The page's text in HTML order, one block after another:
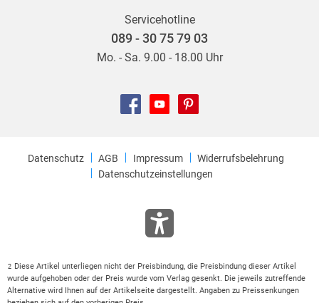
Servicehotline
089 - 30 75 79 03
Mo. - Sa. 9.00 - 18.00 Uhr
Datenschutz AGB Impressum
Widerrufsbelehrung
Datenschutzeinstellungen
2
Diese Artikel unterliegen nicht der Preisbindung, die Preisbindung dieser Artikel
wurde aufgehoben oder der Preis wurde vom Verlag gesenkt. Die jeweils zutreffende
Alternative wird Ihnen auf der Artikelseite dargestellt. Angaben zu Preissenkungen